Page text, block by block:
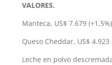
VALORES.
Manteca, US$ 7.679
Queso Cheddar, US$ 4.923
Leche en polvo